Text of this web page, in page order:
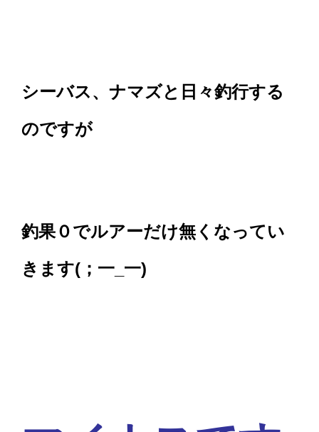
シーバス、ナマズと日々釣行する
のですが
釣果０でルアーだけ無くなってい
きます(；一_一)